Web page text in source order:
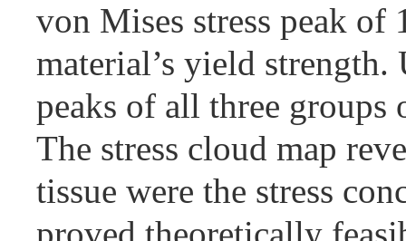
von Mises stress peak of
material’s yield
peaks of all three groups
The stress cloud map
tissue were the stress